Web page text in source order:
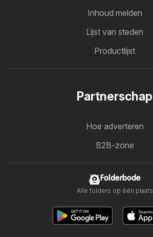
Inhoud melden
Lijst van steden
Productlijst
Partnerschap
Hoe adverteren
B2B-zone
Folderbode
Alle folders op één plaats